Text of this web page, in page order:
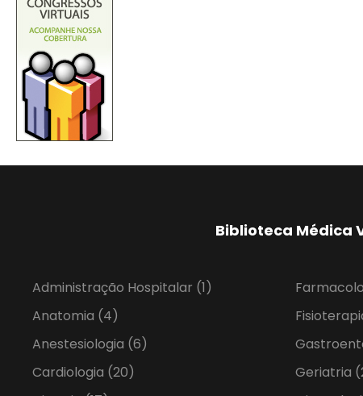
Biblioteca Médica
Administração Hospitalar (1)
Anatomia (4)
Anestesiologia (6)
Cardiologia (20)
Geriatria